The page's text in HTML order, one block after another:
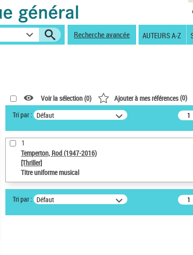
Recherche avancée AUTEURS A-Z
Voir la sélection (0) Ajouter à mes références(0)
Tri par : Défaut
1
Temperton, Rod (1947-2016)
[Thriller]
Titre uniforme musical
Tri par : Défaut